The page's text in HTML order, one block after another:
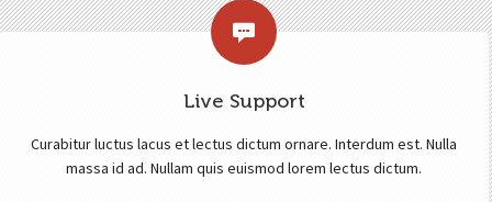
Live Support
Curabitur luctus lacus et lectus dictum ornare. Interdum est. Nulla
massa id ad. Nullam quis euismod lorem lectus dictum.